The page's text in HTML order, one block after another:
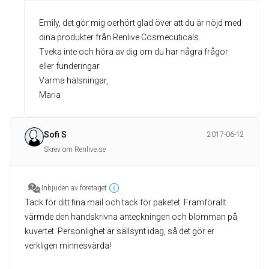
Emily, det gör mig oerhört glad över att du är nöjd med
dina produkter från Renlive Cosmecuticals.
Tveka inte och höra av dig om du har några frågor
eller funderingar.
Varma hälsningar,
Maria
Sofi S
2017-06-12
Skrev om Renlive.se
Inbjuden av företaget
Tack för ditt fina mail och tack för paketet. Framförallt
värmde den handskrivna anteckningen och blomman på
kuvertet. Personlighet är sällsynt idag, så det gör er
verkligen minnesvärda!